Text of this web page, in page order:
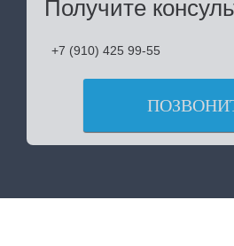
Получите
+7 (910) 425 99-55